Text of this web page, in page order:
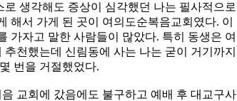
로 생각해도 증상이 심각했던 나는 필사적으로
해서 가게 된 곳이 여의도순복음교회였다. 이
가자고 말한 사람들이 많았다. 특히 동생은 여
천했는데 신림동에 사는 나는 굳이 거기까지
번을 거절했었다.
교회에 갔음에도 불구하고 예배 후 대교구사